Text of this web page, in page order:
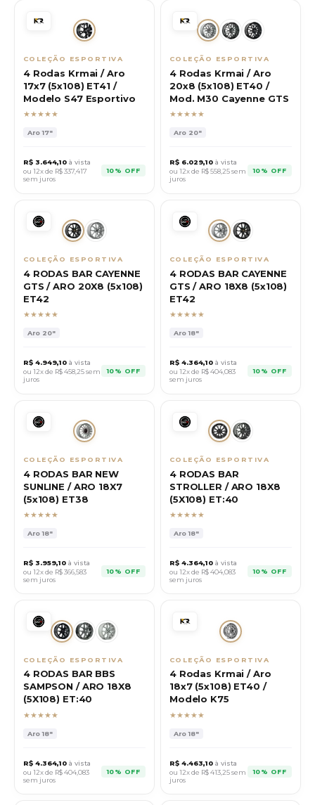
COLEÇÃO ESPORTIVA
4 Rodas Krmai / Aro
17x7 (5x108) ET41 /
Modelo S47 Esportivo
★★★★★
Aro17"
R$ 3.644,10 à vista
ou 12x de R$337,417
sem juros
10% OFF
COLEÇÃO ESPORTIVA
4 Rodas Krmai / Aro
20x8 (5x108) ET40 /
Mod. M30 Cayenne GTS
★★★★★
Aro 20"
R$ 6.029,10 à vista
ou 12x de R$558,25sem
juros
10% OFF
COLEÇÃO ESPORTIVA
4 RODAS BAR CAYENNE
GTS / ARO 20X8 (5x108)
ET42
★★★★★
Aro 20"
R$ 4.949,10 à vista
ou 12x de R$458,25sem
juros
10% OFF
COLEÇÃO ESPORTIVA
4 RODAS BAR CAYENNE
GTS / ARO 18X8 (5x108)
ET42
★★★★★
Aro18"
R$ 4.364,10 à vista
ou 12x de R$404,083
sem juros
10% OFF
COLEÇÃO ESPORTIVA
4 RODAS BAR NEW
SUNLINE / ARO 18X7
(5x108) ET38
★★★★★
Aro18"
R$ 3.959,10 à vista
ou 12x de R$366,583
sem juros
10% OFF
COLEÇÃO ESPORTIVA
4 RODAS BAR
STROLLER / ARO 18X8
(5X108) ET:40
★★★★★
Aro18"
R$ 4.364,10 à vista
ou 12x de R$404,083
sem juros
10% OFF
COLEÇÃO ESPORTIVA
4 RODAS BAR BBS
SAMPSON / ARO 18X8
(5X108) ET:40
★★★★★
Aro18"
R$ 4.364,10 à vista
ou 12x de R$404,083
sem juros
10% OFF
COLEÇÃO ESPORTIVA
4 Rodas Krmai / Aro
18x7 (5x108) ET40 /
Modelo K75
★★★★★
Aro18"
R$ 4.463,10 à vista
ou 12x de R$413,25sem
juros
10% OFF